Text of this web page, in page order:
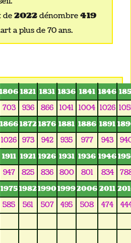
de2022dénombre419
a plus de 70 ans.
1806 1821 1831 1836 1841 1846
703 936 866 1041 1004 1026
1866 1872 1876 1881 1886 1891
1026 973 942 935 977 943
1911 1921 1926 1931 1936 1946
947 825 836 800 801 834
1975 1982199019992006 2011
585 561 507 495 508 474